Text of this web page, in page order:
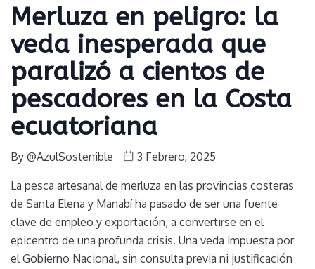
Merluza en peligro: la
veda inesperada que
paralizó a cientos de
pescadores en la Costa
ecuatoriana
By @AzulSostenible 3 Febrero, 2025
La pesca artesanal de merluza en las provincias costeras
de Santa Elena y Manabí ha pasado de ser una fuente
clave de empleo y exportación, a convertirse en el
epicentro de una profunda crisis. Una veda impuesta por
el Gobierno Nacional, sin consulta previa ni justificación